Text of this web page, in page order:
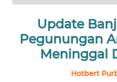
Update
Pegunungan
Meninggal
Hotbert
UTAMA
NUSANTARA